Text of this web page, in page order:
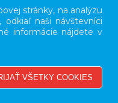
FIT STUDIO
stránky, na analýzu
naši návštevníci
informácie nájdete v